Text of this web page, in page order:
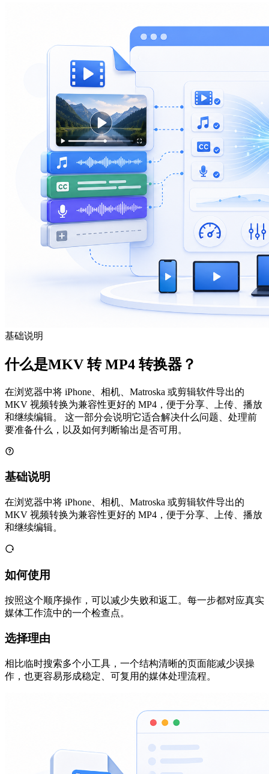
基础说明
什么是MKV 转 MP4 转换器？
在浏览器中将 iPhone、相机、Matroska 或剪辑软件导出的
MKV 视频转换为兼容性更好的 MP4，便于分享、上传、播放
和继续编辑。 这一部分会说明它适合解决什么问题、处理前
要准备什么，以及如何判断输出是否可用。
基础说明
在浏览器中将 iPhone、相机、Matroska 或剪辑软件导出的
MKV 视频转换为兼容性更好的 MP4，便于分享、上传、播放
和继续编辑。
如何使用
按照这个顺序操作，可以减少失败和返工。每一步都对应真实
媒体工作流中的一个检查点。
选择理由
相比临时搜索多个小工具，一个结构清晰的页面能减少误操
作，也更容易形成稳定、可复用的媒体处理流程。